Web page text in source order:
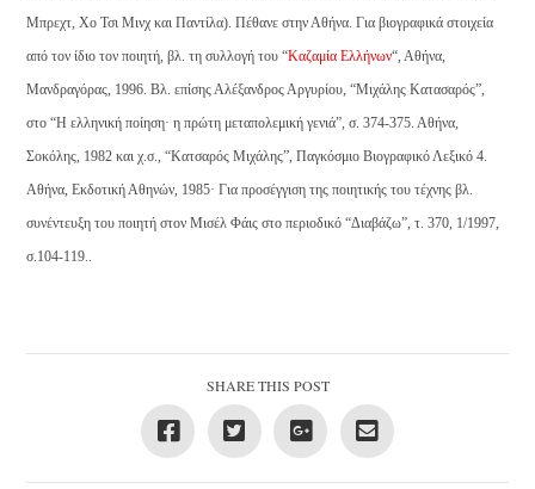
Μπρεχτ, Χο Τσι Μινχ και Παντίλα). Πέθανε στην Αθήνα. Για βιογραφικά στοιχεία
από τον ίδιο τον ποιητή, βλ. τη συλλογή του “Καζαμία Ελλήνων“, Αθήνα,
Μανδραγόρας, 1996. Βλ. επίσης Αλέξανδρος Αργυρίου, “Mιχάλης Κατασαρός”,
στο “Η ελληνική ποίηση· η πρώτη μεταπολεμική γενιά”, σ. 374-375. Αθήνα,
Σοκόλης, 1982 και χ.σ., “Κατσαρός Μιχάλης”, Παγκόσμιο Βιογραφικό Λεξικό 4.
Αθήνα, Εκδοτική Αθηνών, 1985· Για προσέγγιση της ποιητικής του τέχνης βλ.
συνέντευξη του ποιητή στον Μισέλ Φάις στο περιοδικό “Διαβάζω”, τ. 370, 1/1997,
σ.104-119..
SHARE THIS POST